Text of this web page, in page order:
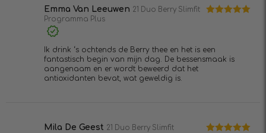
Emma Van Leeuwen 21 Duo Berry Slimfit
Programma Plus
Ik drink ‘s ochtends de Berry thee en het is een
fantastisch begin van mijn dag. De bessensmaak is
aangenaam en er wordt beweerd dat het
antioxidanten bevat, wat geweldig is.
Mila De Geest 21 Duo Berry Slimfit